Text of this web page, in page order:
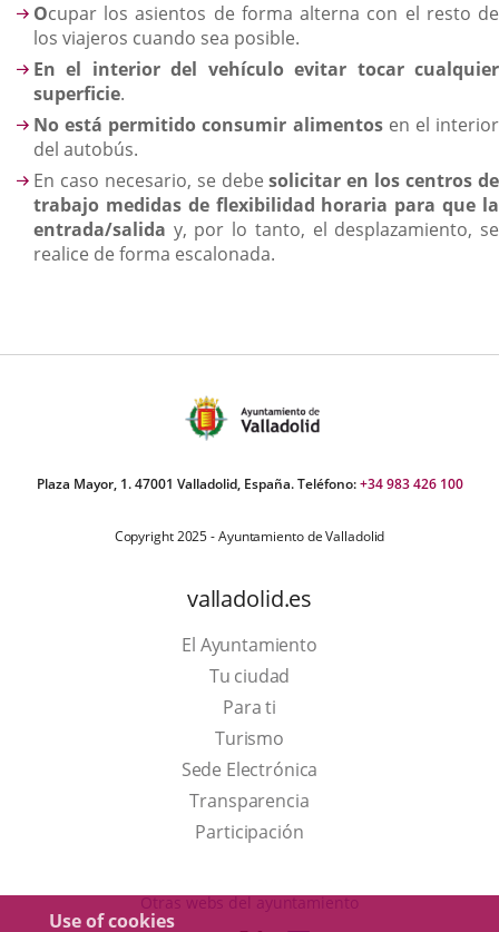
Use of cookies
Ocupar los asientos de forma alterna con el resto de
los viajeros cuando sea posible.
En el interior del vehículo evitar tocar cualquier
superficie.
No está permitido consumir alimentosen el interior
del autobús.
En caso necesario, se debesolicitar en los centros de
trabajo medidas de flexibilidad horaria para que la
entrada/salida y, por lo tanto, el desplazamiento, se
realice de forma escalonada.
Plaza Mayor, 1. 47001 Valladolid, España. Teléfono:+34 983 426 100
Copyright 2025 - Ayuntamiento de Valladolid
valladolid.es
El Ayuntamiento
Tu ciudad
Para ti
TurismoThis
link
will
open
a
pop-
Sede Electrónica
Transparencia
Participación
Otras webs del ayuntamiento